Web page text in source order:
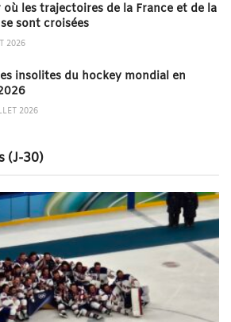
où les trajectoires de la France et de la
sont croisées
2026
insolites du hockey mondial en
2026
(J-30)